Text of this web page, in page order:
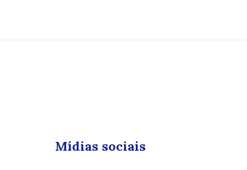
Mídias sociais